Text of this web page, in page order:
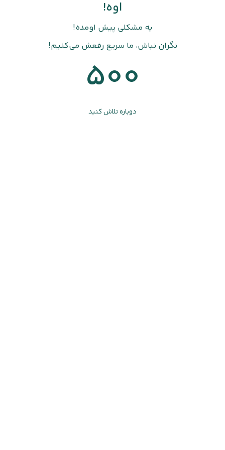
اوه!
یه مشکلی پیش اومده!
نگران نباش، ما سریع رفعش می‌کنیم!
500
دوباره تلاش کنید